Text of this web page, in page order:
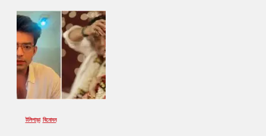
টলিপাড়া বিনোদন